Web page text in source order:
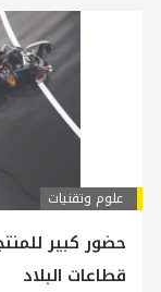
علوم وتقنيات
حضور كبير
قطاعات البلاد